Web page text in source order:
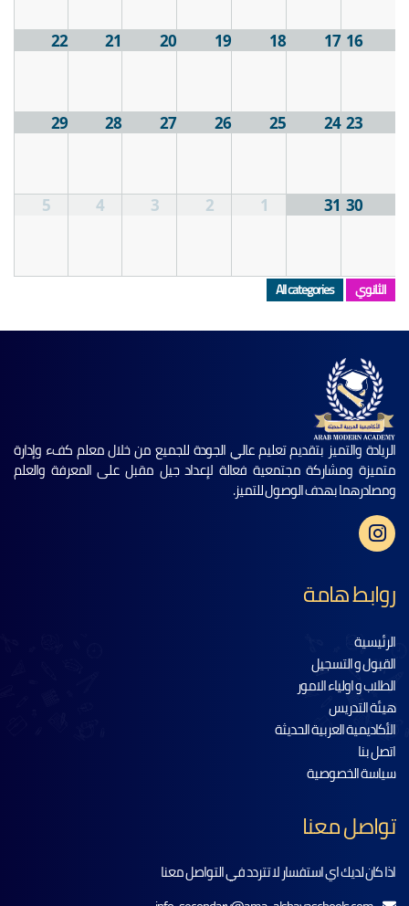
16
17
18
19
20
21
22
23
24
25
26
27
28
29
30
31
1
2
3
4
5
الثانوي All categories
الريادة والتميز بتقديم تعليم عالي الجودة للجميع من خلال معلم كفء وإدارة
متميزة ومشاركة مجتمعية فعالة لإعداد جيل مقبل على المعرفة والعلم
ومصادرهما بهدف الوصول للتميز.
روابط هامة
الرئيسية
القبول و التسجيل
الطلاب و اولياء الامور
هيئة التدريس
الأكاديمية العربية الحديثة
اتصل بنا
سياسة الخصوصية
تواصل معنا
اذا كان لديك اي استفسار لا تتردد في التواصل معنا